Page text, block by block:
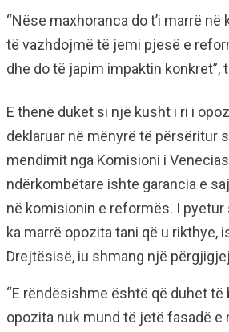
“Nëse maxhoranca do t’i marrë
të vazhdojmë të jemi pjesë e
dhe do të japim impaktin konkret”,
E thënë duket si një kusht i ri i
deklaruar në mënyrë të përsëritur
mendimit nga Komisioni i
ndërkombëtare ishte garancia e
në komisionin e reformës. I
ka marrë opozita tani që u rikthye,
Drejtësisë, iu shmang një
“E rëndësishme është që duhet të
opozita nuk mund të jetë fasadë e